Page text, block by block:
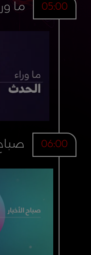
05:00 ما
06:00